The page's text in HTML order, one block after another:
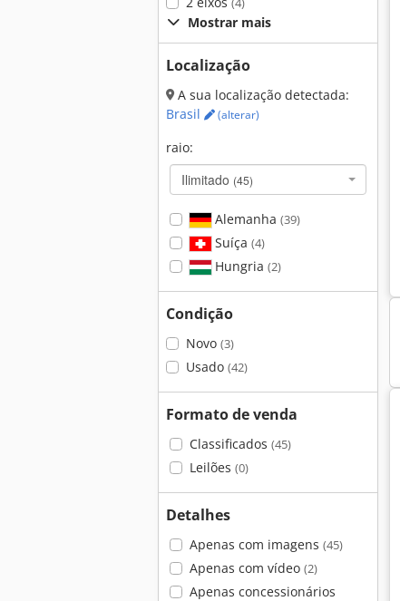
(4)
Mostrar mais
Localização
A sua localização detectada:
Brasil
(alterar)
raio:
Ilimitado (45)
Alemanha (39)
Suíça (4)
Hungria (2)
Condição
Novo (3)
Usado (42)
Formato de venda
Classificados (45)
Leilões (0)
Detalhes
Apenas com imagens (45)
Apenas com vídeo (2)
Apenas concessionários
Hako 1700